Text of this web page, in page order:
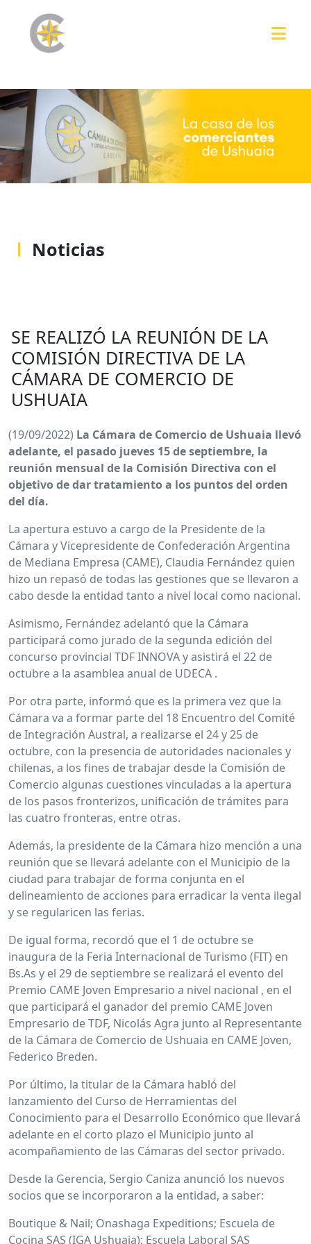
Noticias
SE REALIZÓ LA REUNIÓN DE LA
COMISIÓN DIRECTIVA DE LA
CÁMARA DE COMERCIO DE
USHUAIA
(19/09/2022) La Cámara de Comercio de Ushuaia llevó
adelante, el pasado jueves 15 de septiembre, la
reunión mensual de la Comisión Directiva con el
objetivo de dar tratamiento a los puntos del orden
del día.
La apertura estuvo a cargo de la Presidente de la
Cámara y Vicepresidente de Confederación Argentina
de Mediana Empresa (CAME), Claudia Fernández quien
hizo un repasó de todas las gestiones que se llevaron a
cabo desde la entidad tanto a nivel local como nacional.
Asimismo, Fernández adelantó que la Cámara
participará como jurado de la segunda edición del
concurso provincial TDF INNOVA y asistirá el 22 de
octubre a la asamblea anual de UDECA .
Por otra parte, informó que es la primera vez que la
Cámara va a formar parte del 18 Encuentro del Comité
de Integración Austral, a realizarse el 24 y 25 de
octubre, con la presencia de autoridades nacionales y
chilenas, a los fines de trabajar desde la Comisión de
Comercio algunas cuestiones vinculadas a la apertura
de los pasos fronterizos, unificación de trámites para
las cuatro fronteras, entre otras.
Además, la presidente de la Cámara hizo mención a una
reunión que se llevará adelante con el Municipio de la
ciudad para trabajar de forma conjunta en el
delineamiento de acciones para erradicar la venta ilegal
y se regularicen las ferias.
De igual forma, recordó que el 1 de octubre se
inaugura de la Feria Internacional de Turismo (FIT) en
Bs.As y el 29 de septiembre se realizará el evento del
Premio CAME Joven Empresario a nivel nacional , en el
que participará el ganador del premio CAME Joven
Empresario de TDF, Nicolás Agra junto al Representante
de la Cámara de Comercio de Ushuaia en CAME Joven,
Federico Breden.
Por último, la titular de la Cámara habló del
lanzamiento del Curso de Herramientas del
Conocimiento para el Desarrollo Económico que llevará
adelante en el corto plazo el Municipio junto al
acompañamiento de las Cámaras del sector privado.
Desde la Gerencia, Sergio Caniza anunció los nuevos
socios que se incorporaron a la entidad, a saber:
Boutique & Nail; Onashaga Expeditions; Escuela de
Cocina SAS (IGA Ushuaia); Escuela Laboral SAS